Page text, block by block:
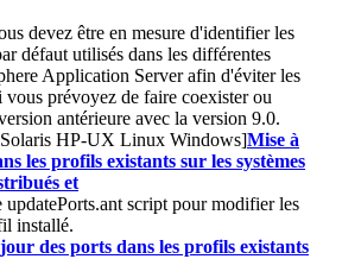
devez être en mesure d'identifier les
défaut utilisés dans les différentes
Application Serverafin d'éviter les
vous prévoyez de faire coexister ou
antérieure avec la version 9.0.
Mise à
les profils existants sur les systèmes
et
updatePorts.antscript pour modifier les
installé.
des ports dans les profils existants